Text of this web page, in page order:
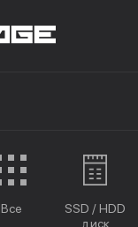
Все
SSD / HDD
диск